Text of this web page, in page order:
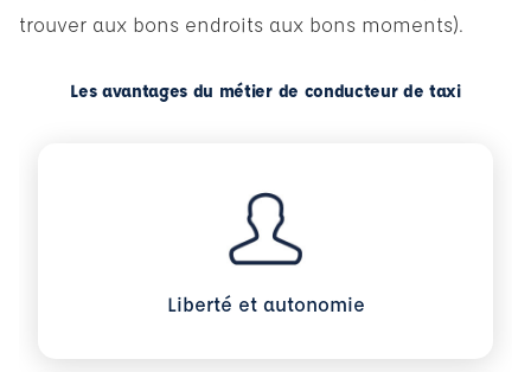
trouver aux bons endroits aux bons moments).
Les avantages du métier de conducteur de taxi
Liberté et autonomie